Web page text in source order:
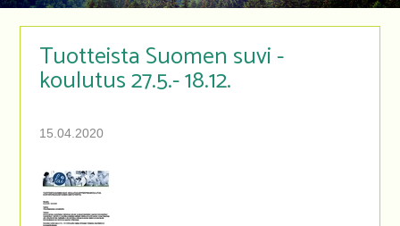
Tuotteista Suomen suvi -
koulutus 27.5.- 18.12.
15.04.2020